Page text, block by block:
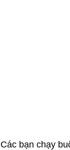
Các bạn chạy